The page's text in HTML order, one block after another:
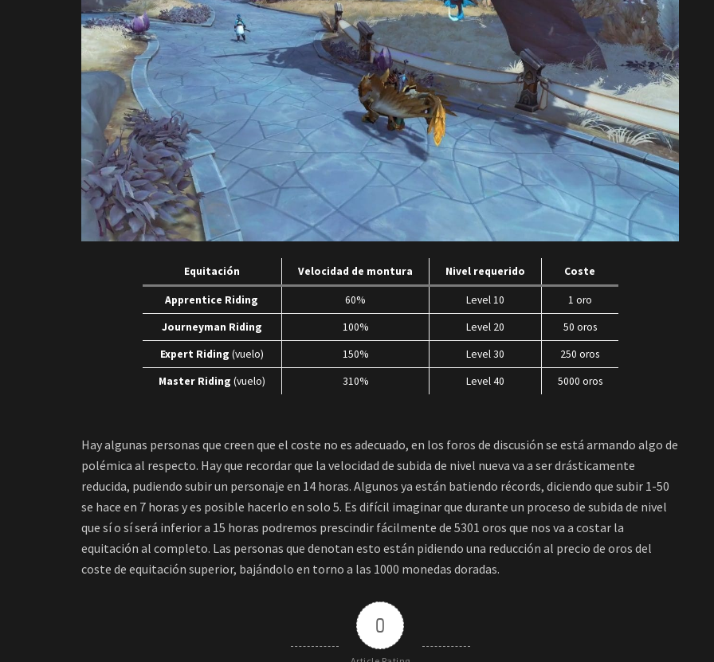
Equitación Velocidad de montura Nivel requerido Coste
Apprentice Riding 60% Level 10
1 oro
Journeyman Riding
100% Level 20
50 oros
Expert Riding (vuelo) 150% Level 30
250 oros
Master Riding (vuelo) 310% Level 40 5000 oros
Hay algunas personas que creen que el coste no es adecuado, en los foros de discusión se está armando algo de
polémica al respecto. Hay que recordar que la velocidad de subida de nivel nueva va a ser drásticamente
reducida, pudiendo subir un personaje en 14 horas. Algunos ya están batiendo récords, diciendo que subir 1-50
se hace en 7 horas y es posible hacerlo en solo 5. Es difícil imaginar que durante un proceso de subida de nivel
que sí o sí será inferior a 15 horas podremos prescindir fácilmente de 5301 oros que nos va a costar la
equitación al completo. Las personas que denotan esto están pidiendo una reducción al precio de oros del
coste de equitación superior, bajándolo en torno a las 1000 monedas doradas.
0